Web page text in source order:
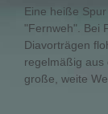
Eine heiße
"Fernweh". Bei
Diavorträgen
regelmäßig aus
große, weite